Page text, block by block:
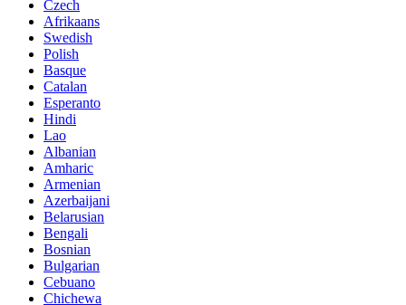
Czech
Afrikaans
Swedish
Polish
Basque
Catalan
Esperanto
Hindi
Lao
Albanian
Amharic
Armenian
Azerbaijani
Belarusian
Bengali
Bosnian
Bulgarian
Cebuano
Chichewa